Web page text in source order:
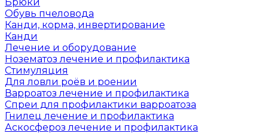
Обувь пчеловода
Канди, корма, инвертирование
Канди
Лечение и оборудование
Нозематоз лечение и профилактика
Стимуляция
Для ловли роёв и роении
Варроатоз лечение и профилактика
Спреи для профилактики варроатоза
Гнилец лечение и профилактика
Аскосфероз лечение и профилактика